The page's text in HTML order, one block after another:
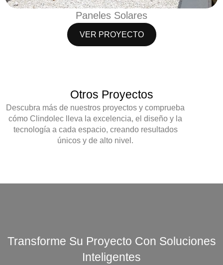
Paneles Solares
VER PROYECTO
Otros Proyectos
Descubra más de nuestros proyectos y comprueba
cómo Clindolec lleva laexcelencia, el diseño y la
tecnología a cada espacio, creando resultados
únicos y de alto nivel.
Transforme Su Proyecto Con Soluciones
Inteligentes